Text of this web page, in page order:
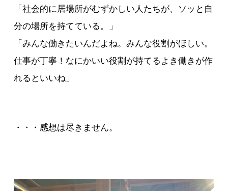
「社会的に居場所がむずかしい人たちが、ソッと自
分の場所を持てている。」
「みんな働きたいんだよね。みんな役割がほしい。
仕事が丁寧！なにかいい役割が持てるよき働きが作
れるといいね」
・・・感想は尽きません。